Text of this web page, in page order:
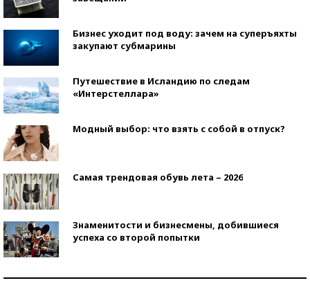
Бизнес уходит под воду: зачем на суперъяхты
закупают субмарины
Путешествие в Исландию по следам
«Интерстеллара»
Модный выбор: что взять с собой в отпуск?
Самая трендовая обувь лета – 2026
Знаменитости и бизнесмены, добившиеся
успеха со второй попытки